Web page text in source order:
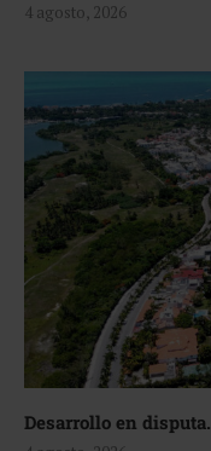
4 agosto, 2026
Desarrollo en